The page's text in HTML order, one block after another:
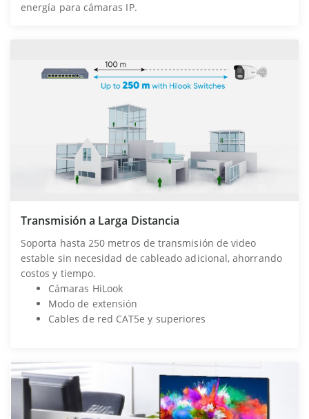
energía para cámaras IP.
Transmisión a Larga Distancia
Soporta hasta 250 metros de transmisión de video
estable sin necesidad de cableado adicional, ahorrando
costos y tiempo.
Cámaras HiLook
Modo de extensión
Cables de red CAT5e y superiores